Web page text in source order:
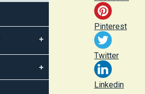
Pinterest
Twitter
Linkedin